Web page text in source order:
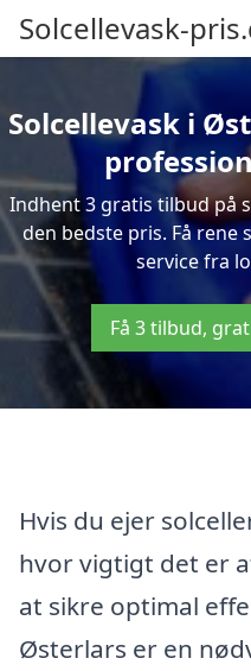
Solcellevask-
Solcellevask i
Indhent 3 gratis tilbud på
den bedste pris. Få rene
service fra
Få 3 tilbud,
Hvis du ejer
hvor vigtigt det er
at sikre optimal
Østerlars er en